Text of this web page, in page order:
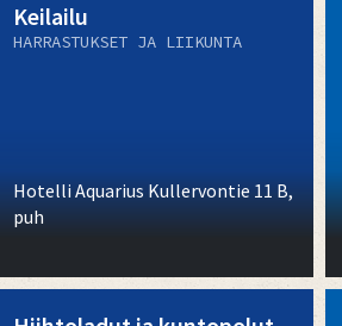
Keilailu
HARRASTUKSET JA LIIKUNTA
Hotelli Aquarius Kullervontie 11 B,
puh